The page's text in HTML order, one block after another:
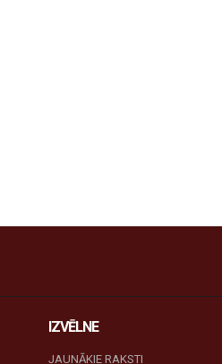
IZVĒLNE
JAUNĀKIE RAKSTI